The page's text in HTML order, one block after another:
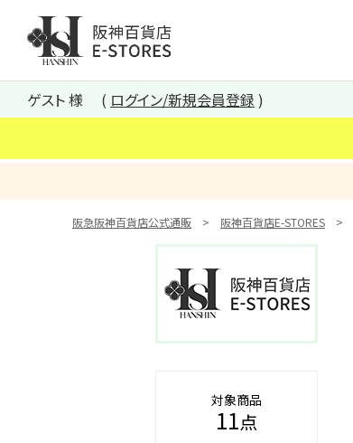
阪神百貨店E-STORES TOP
ゲスト 様 ログイン/新規会員登録
阪急阪神百貨店公式通販 阪神百貨店E-STORES
対象商品
11点